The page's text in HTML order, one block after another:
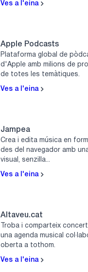
Ves a l'eina
Apple Podcasts
Plataforma global de
d'Apple amb milions de
de totes les temàtiques.
Ves a l'eina
Jampea
Crea i edita música en
des del navegador amb
visual, senzilla...
Ves a l'eina
Altaveu.cat
Troba i comparteix
una agenda musical
oberta a tothom.
Ves a l'eina